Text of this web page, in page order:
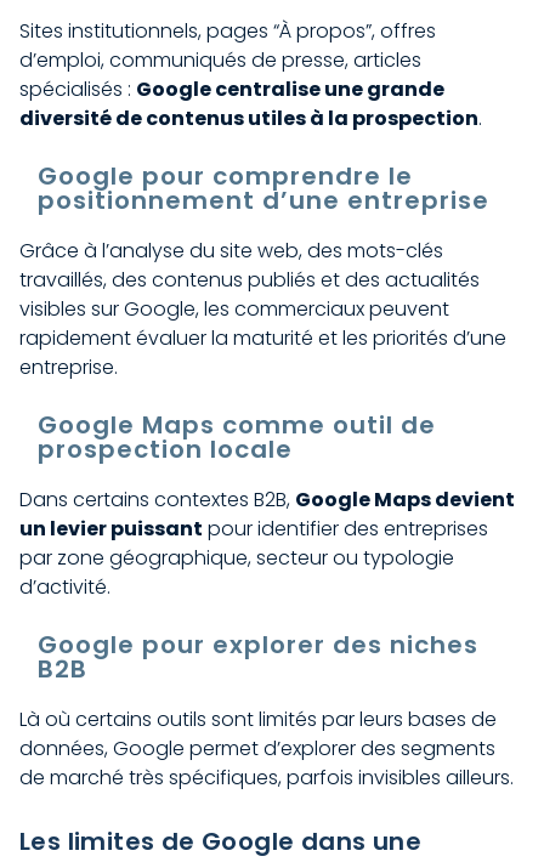
Sites institutionnels, pages “À propos”, offres
d’emploi, communiqués de presse, articles
spécialisés : Google centralise une grande
diversité de contenus utiles à la prospection.
Google pour comprendre le
positionnement d’une entreprise
Grâce à l’analyse du site web, des mots-clés
travaillés, des contenus publiés et des actualités
visibles sur Google, les commerciaux peuvent
rapidement évaluer la maturité et les priorités d’une
entreprise.
Google Maps comme outil de
prospection locale
Dans certains contextes B2B, Google Maps devient
un levier puissant pour identifier des entreprises
par zone géographique, secteur ou typologie
d’activité.
Google pour explorer des niches
B2B
Là où certains outils sont limités par leurs bases de
données, Google permet d’explorer des segments
de marché très spécifiques, parfois invisibles ailleurs.
Les limites de Google dans une